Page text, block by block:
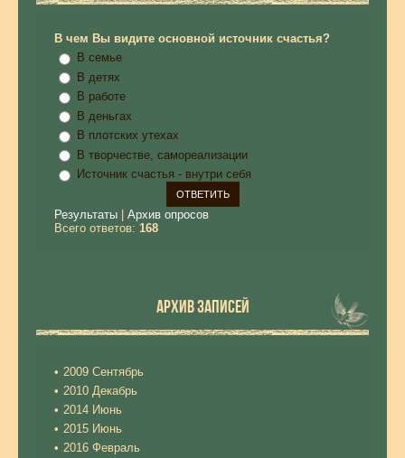
В чем Вы видите основной источник счастья?
В семье
В детях
В работе
В деньгах
В плотских утехах
В творчестве, самореализации
Источник счастья - внутри себя
Результаты
Архив опросов
Всего ответов: 168
АРХИВ ЗАПИСЕЙ
2009 Сентябрь
2010 Декабрь
2014 Июнь
2015 Июнь
2016 Февраль